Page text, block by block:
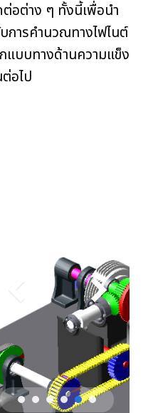
อต่าง ๆ ทั้งนี้เพื่อนำ
การคำนวณทางไฟไนต์
แบบทางด้านความแข็ง
อไป